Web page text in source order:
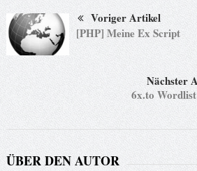
Voriger Artikel
[PHP] Meine Ex Script
Nächster
6x.to
ÜBER DEN AUTOR